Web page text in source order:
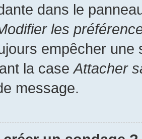
dans le
les
empêcher une
la case Attacher
message.